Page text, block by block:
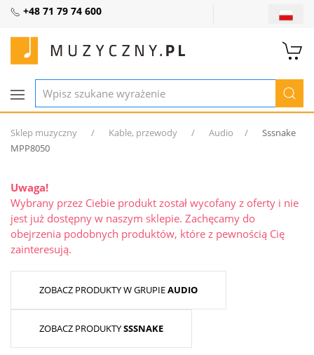
+48 71 79 74 600
Sklep muzyczny Kable, przewody Audio
Sssnake
MPP8050
Uwaga!
Wybrany przez Ciebie produkt został wycofany z oferty i nie
jest już dostępny w naszym sklepie. Zachęcamy do
obejrzenia podobnych produktów, które z pewnością Cię
zainteresują.
ZOBACZ PRODUKTY W GRUPIEAUDIO
ZOBACZ PRODUKTYSSSNAKE